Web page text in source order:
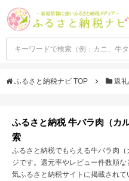
ふるさと納税ナビ TOP 返礼
ふるさと納税 牛バラ肉（カ
索
ふるさと納税でもらえる牛バラ肉
ジです。還元率やレビュー件数順
気ふるさと納税サイトに掲載され